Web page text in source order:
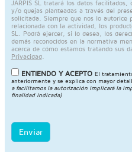
JARPIS SL tratará los datos
y/o quejas planteadas a través del
solicitada. Siempre que nos lo autorice
relacionada con la actividad, los
SL. Podrá ejercer, si lo desea, los
demás reconocidos en la normativa
acerca de cómo estamos tratando sus
Privacidad.
ENTIENDO Y ACEPTO El
anteriormente y se explica con mayor
a facilitarnos la autorización implicará la
finalidad indicada)
Enviar